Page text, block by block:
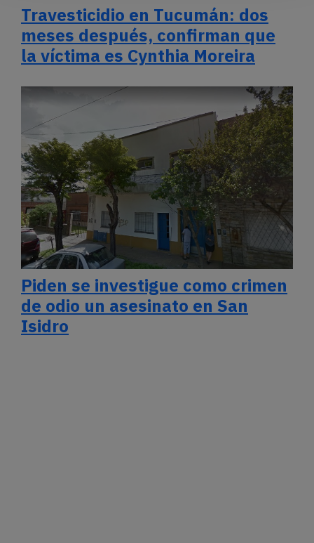
Travesticidio en Tucumán: dos
meses después, confirman que
la víctima es Cynthia Moreira
Piden se investigue como crimen
de odio un asesinato en San
Isidro